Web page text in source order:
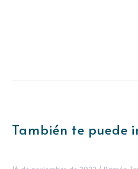
También te puede